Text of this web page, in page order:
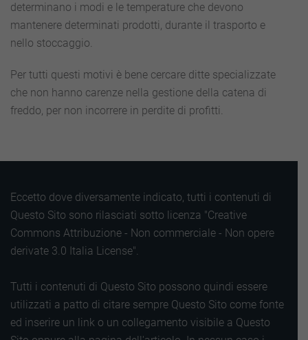
determinano i modi e le temperature che devono
mantenere determinati prodotti, durante il trasporto e
nello stoccaggio.
Per tutti questi motivi è bene cercare ditte specializzate
che non hanno carenze nella gestione della catena di
freddo, per non incorrere in perdite di profitti.
Eccetto dove diversamente indicato, tutti i contenuti di
Questo Sito sono rilasciati sotto licenza "Creative
Commons Attribuzione - Non commerciale - Non opere
derivate 3.0 Italia License".
Tutti i contenuti di Questo Sito possono quindi essere
utilizzati a patto di citare sempre Questo Sito come fonte
ed inserire un link o un collegamento visibile a Questo